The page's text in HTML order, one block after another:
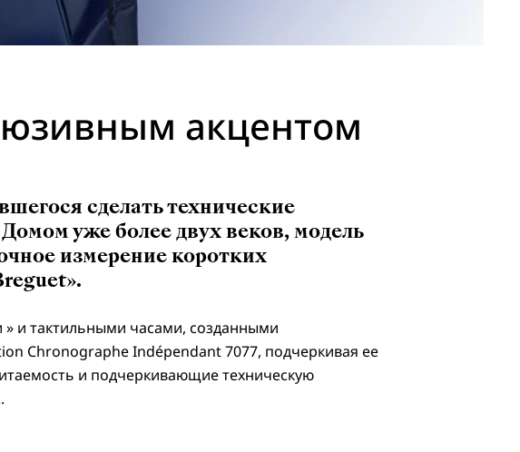
акцентом
сделать технические
уже более двух веков, модель
измерение коротких
и тактильными часами, созданными
Chronographe Indépendant 7077, подчеркивая ее
и подчеркивающие техническую